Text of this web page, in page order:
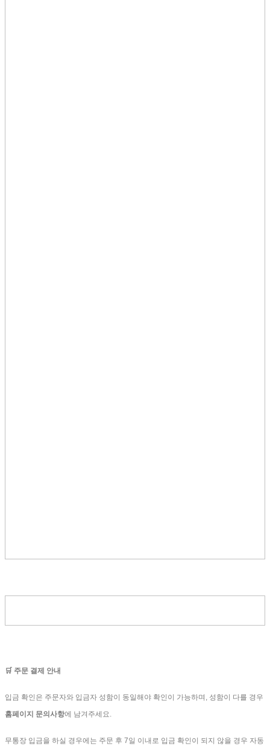
🛒 주문 결제 안내
입금 확인은 주문자와 입금자 성함이 동일해야 확인이 가능하며, 성함이 다를 경우
홈페이지 문의사항에 남겨주세요.
무통장 입금을 하실 경우에는 주문 후 7일 이내로 입금 확인이 되지 않을 경우 자동